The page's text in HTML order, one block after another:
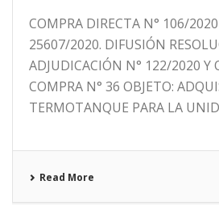
COMPRA DIRECTA N° 106/
25607/2020. DIFUSIÓN
ADJUDICACIÓN N° 122/2020 Y
COMPRA N° 36 OBJETO:
TERMOTANQUE PARA LA
Read More